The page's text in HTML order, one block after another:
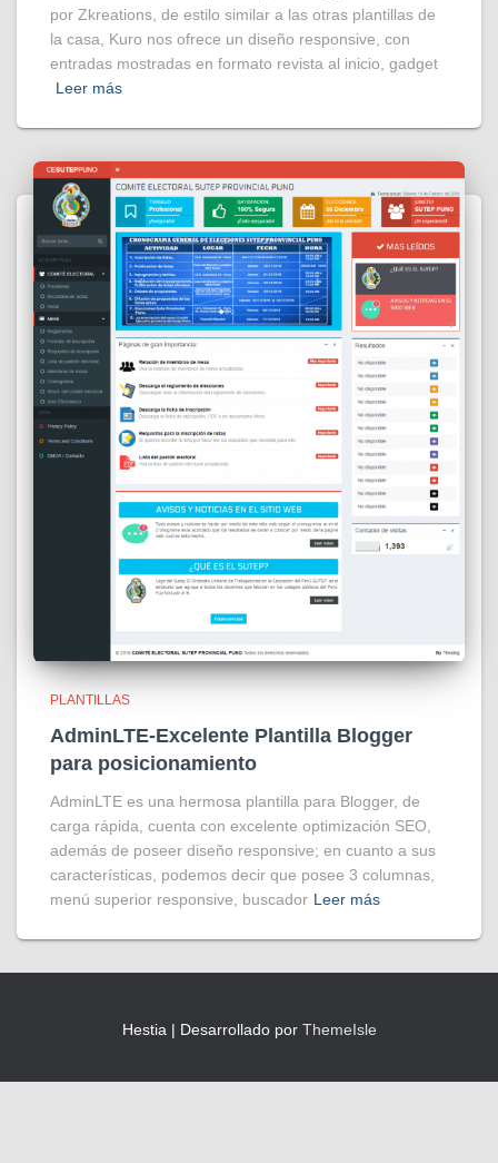
por Zkreations, de estilo similar a las otras plantillas de
la casa, Kuro nos ofrece un diseño responsive, con
entradas mostradas en formato revista al inicio, gadget
Leer más
PLANTILLAS
AdminLTE-Excelente Plantilla Blogger
para posicionamiento
AdminLTE es una hermosa plantilla para Blogger, de
carga rápida, cuenta con excelente optimización SEO,
además de poseer diseño responsive; en cuanto a sus
características, podemos decir que posee 3 columnas,
menú superior responsive, buscador Leer más
Hestia | Desarrollado por ThemeIsle